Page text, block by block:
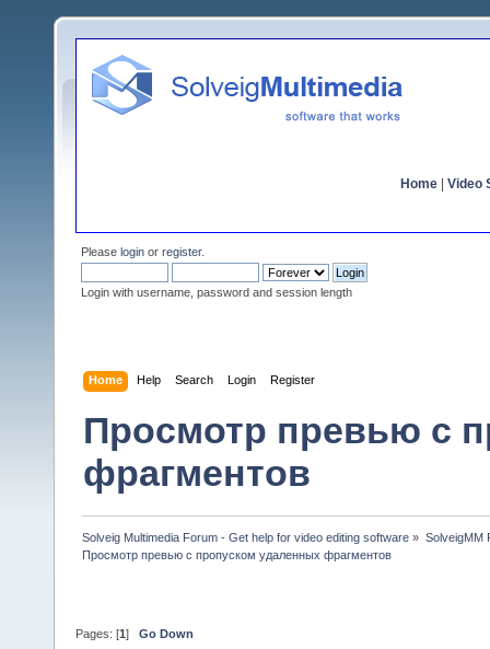
Home Video
Please login or register.
Login with username, password and session length
Home Help Search Login Register
Просмотр превью с
фрагментов
Solveig Multimedia Forum - Get help for video editing software » SolveigMM
Просмотр превью с пропуском удаленных фрагментов
Pages: [1 ] Go Down